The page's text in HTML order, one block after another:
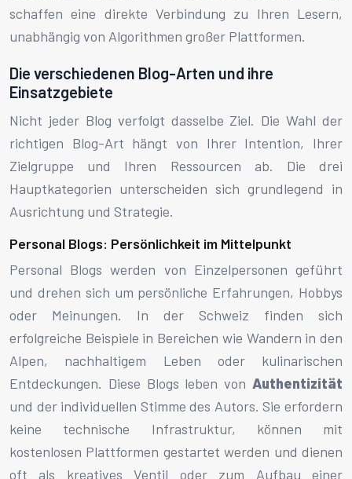
schaffen eine direkte Verbindung zu Ihren Lesern,
unabhängig von Algorithmen großer Plattformen.
Die verschiedenen Blog-Arten und ihre
Einsatzgebiete
Nicht jeder Blog verfolgt dasselbe Ziel. Die Wahl der
richtigen Blog-Art hängt von Ihrer Intention, Ihrer
Zielgruppe und Ihren Ressourcen ab. Die drei
Hauptkategorien unterscheiden sich grundlegend in
Ausrichtung und Strategie.
Personal Blogs: Persönlichkeit im Mittelpunkt
Personal Blogs werden von Einzelpersonen geführt
und drehen sich um persönliche Erfahrungen, Hobbys
oder Meinungen. In der Schweiz finden sich
erfolgreiche Beispiele in Bereichen wie Wandern in den
Alpen, nachhaltigem Leben oder kulinarischen
Entdeckungen. Diese Blogs leben von Authentizität
und der individuellen Stimme des Autors. Sie erfordern
keine technische Infrastruktur, können mit
kostenlosen Plattformen gestartet werden und dienen
oft als kreatives Ventil oder zum Aufbau einer